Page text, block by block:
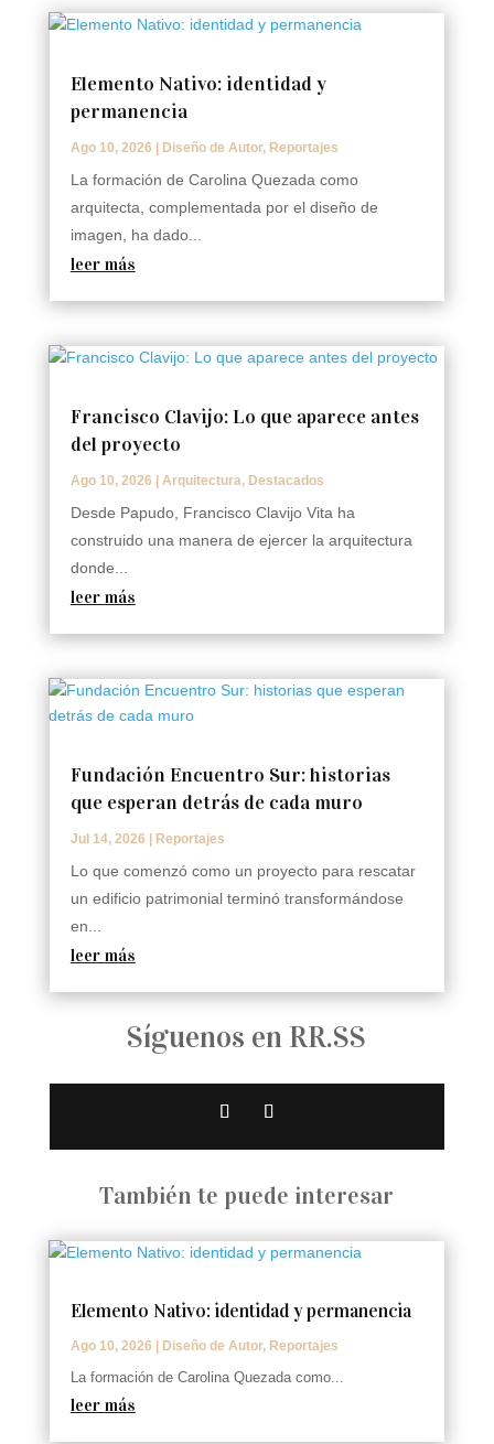
Elemento Nativo: identidad y
permanencia
Ago 10, 2026 | Diseño de Autor, Reportajes
La formación de Carolina Quezada como
arquitecta, complementada por el diseño de
imagen, ha dado...
leer más
Francisco Clavijo: Lo que aparece antes
del proyecto
Ago 10, 2026 | Arquitectura, Destacados
Desde Papudo, Francisco Clavijo Vita ha
construido una manera de ejercer la arquitectura
donde...
leer más
Fundación Encuentro Sur: historias
que esperan detrás de cada muro
Jul 14, 2026 Reportajes
Lo que comenzó como un proyecto para rescatar
un edificio patrimonial terminó transformándose
en...
leer más
Síguenos en RR.SS
También te puede interesar
Elemento Nativo: identidad y permanencia
Ago 10, 2026 Diseño de Autor, Reportajes
La formación de Carolina Quezada como...
leer más